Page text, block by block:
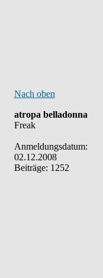
Nach oben
atropa belladonna
Freak
Anmeldungsdatum:
02.12.2008
Beiträge: 1252